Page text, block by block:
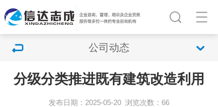
公司动态
分级分类推进既有建筑改造利用
发布日期：2025-05-20 浏览次数： 66